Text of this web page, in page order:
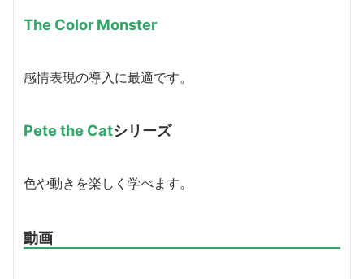
The Color Monster
感情表現の導入に最適です。
Pete the Catシリーズ
色や動きを楽しく学べます。
動画